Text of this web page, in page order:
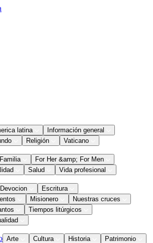
latina
Información general
Religión Vaticano
Familia
For Her &amp; For Men
Salud Vida profesional
Devocion
Escritura
Misionero
Nuestras cruces
Tiempos litúrgicos
Arte Cultura Historia
Patrimonio